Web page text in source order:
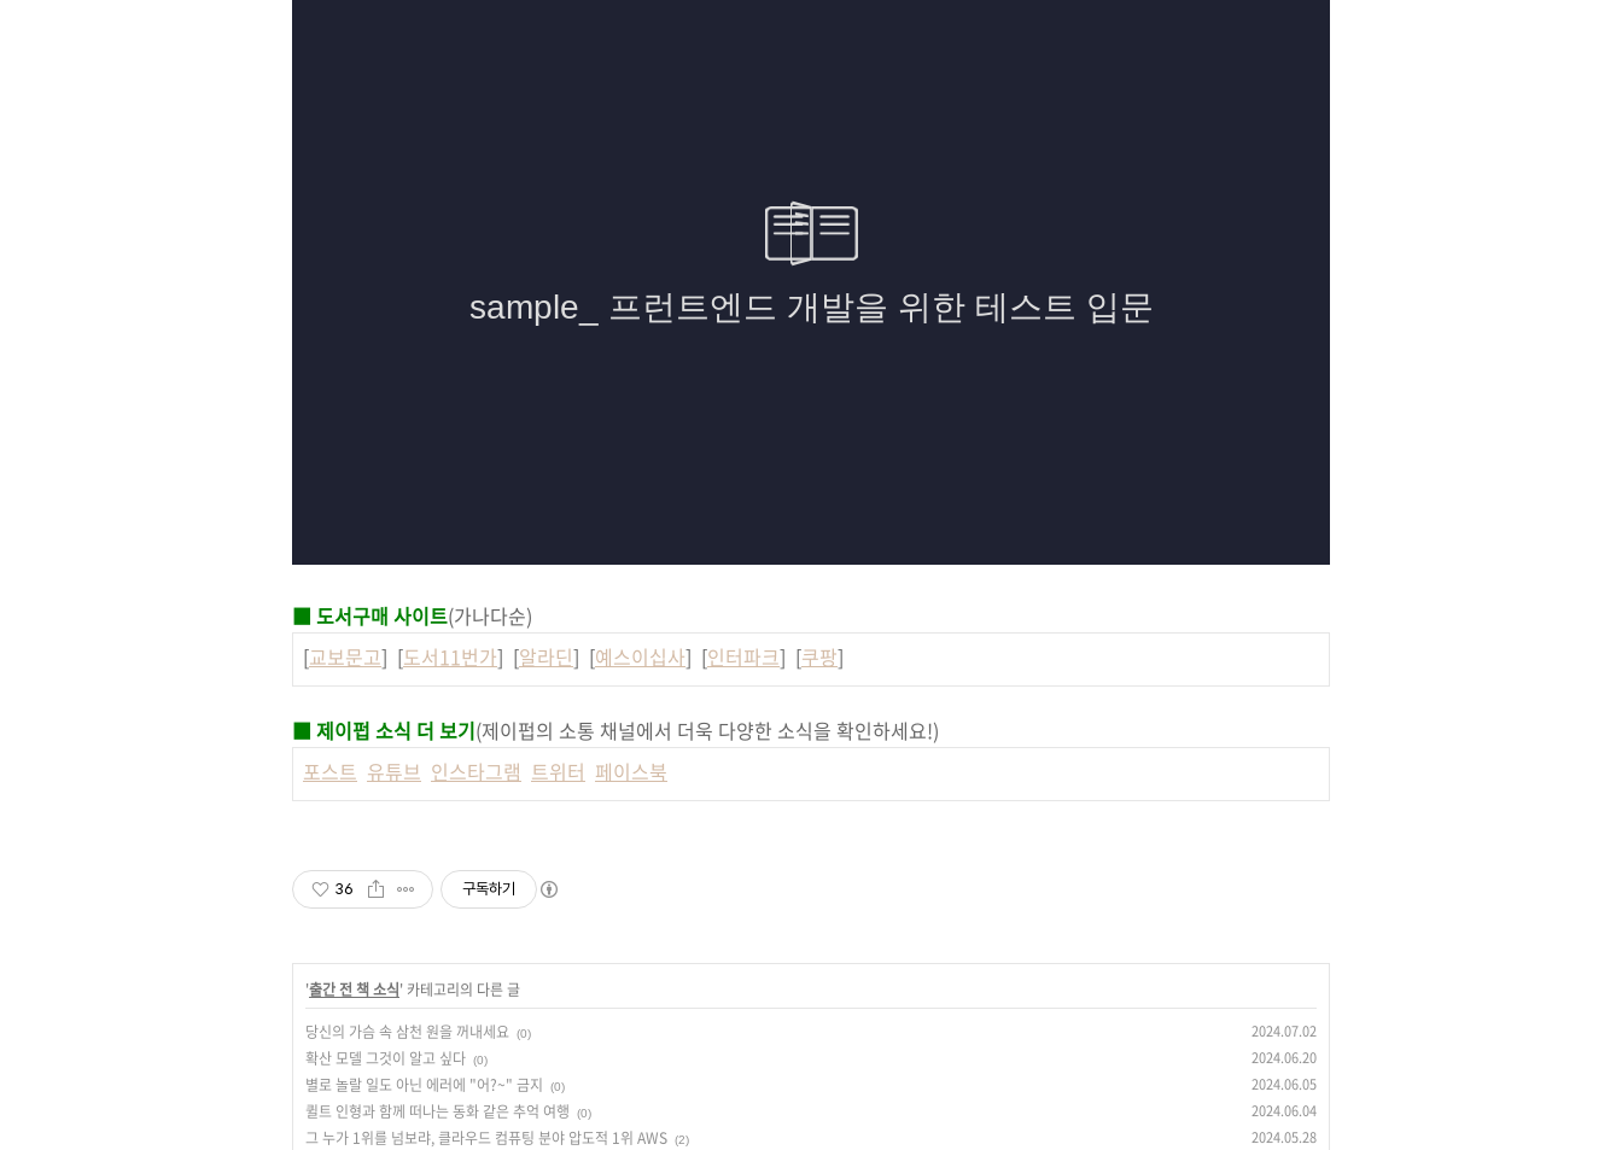
■ 도서구매 사이트(가나다순)
[교보문고] [도서11번가] [알라딘] [예스이십사] [인터파크] [쿠팡]
■ 제이펍 소식 더 보기(제이펍의 소통 채널에서 더욱 다양한 소식을 확인하세요!)
포스트 유튜브 인스타그램 트위터 페이스북
36 구독하기
'출간 전 책 소식' 카테고리의 다른 글
당신의 가슴 속 삼천 원을 꺼내세요
(0) 2024.07.02
확산 모델 그것이 알고 싶다 (0) 2024.06.20
별로 놀랄 일도 아닌 에러에 "어?~" 금지 (0) 2024.06.05
퀼트 인형과 함께 떠나는 동화 같은 추억 여행 (0) 2024.06.04
그 누가 1위를 넘보랴, 클라우드 컴퓨팅 분야 압도적 1위 AWS (2) 2024.05.28